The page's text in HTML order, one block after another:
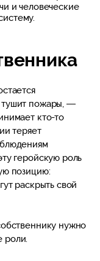
и человеческие
тушит пожары, —
кто-то
теряет
геройскую роль
позицию:
раскрыть свой
нужно
роли.